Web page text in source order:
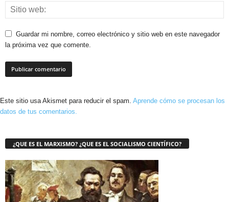
Guardar mi nombre, correo electrónico y sitio web en este navegador
la próxima vez que comente.
Este sitio usa Akismet para reducir el spam. Aprende cómo se procesan los
datos de tus comentarios.
¿QUE ES EL MARXISMO? ¿QUE ES EL SOCIALISMO CIENTÍFICO?